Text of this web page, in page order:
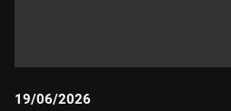
19/06/2026